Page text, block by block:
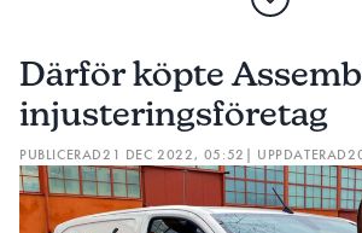
Därför köpte
injusteringsföretag
PUBLICERAD21 DEC 2022, 05:52 | UPPDATERAD